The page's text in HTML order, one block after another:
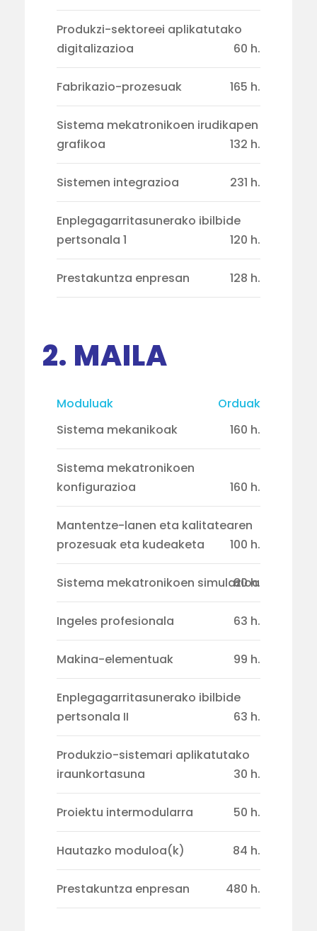
Produkzi-sektoreei aplikatutako
digitalizazioa
60 h.
Fabrikazio-prozesuak 165 h.
Sistema mekatronikoen irudikapen
grafikoa
132 h.
Sistemen integrazioa 231 h.
Enplegagarritasunerako ibilbide
pertsonala 1
120 h.
Prestakuntza enpresan 128 h.
2. MAILA
Moduluak
Orduak
Sistema mekanikoak
160 h.
Sistema mekatronikoen
konfigurazioa
160 h.
Mantentze-lanen eta kalitatearen
prozesuak eta kudeaketa
100 h.
Sistema mekatronikoen simulazioa
80 h.
Ingeles profesionala 63 h.
Makina-elementuak 99 h.
Enplegagarritasunerako ibilbide
pertsonala II
63 h.
Produkzio-sistemari aplikatutako
iraunkortasuna
30 h.
Proiektu intermodularra 50 h.
Hautazko moduloa(k) 84 h.
Prestakuntza enpresan 480 h.